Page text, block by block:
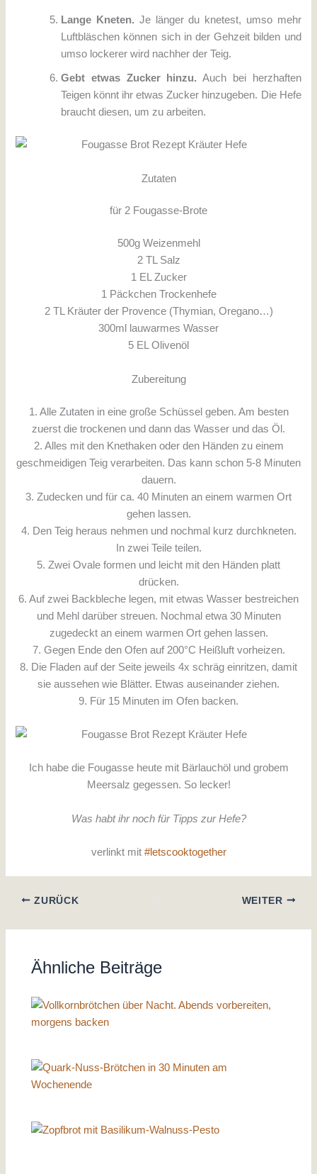
Lange Kneten. Je länger du knetest, umso mehr
Luftbläschen können sich in der Gehzeit bilden und
umso lockerer wird nachher der Teig.
Gebt etwas Zucker hinzu. Auch bei herzhaften
Teigen könnt ihr etwas Zucker hinzugeben. Die Hefe
braucht diesen, um zu arbeiten.
Zutaten
für 2 Fougasse-Brote
500g Weizenmehl
2 TL Salz
1 EL Zucker
1 Päckchen Trockenhefe
2 TL Kräuter der Provence (Thymian, Oregano…)
300ml lauwarmes Wasser
5 EL Olivenöl
Zubereitung
1. Alle Zutaten in eine große Schüssel geben. Am besten
zuerst die trockenen und dann das Wasser und das Öl.
2. Alles mit den Knethaken oder den Händen zu einem
geschmeidigen Teig verarbeiten. Das kann schon 5-8 Minuten
dauern.
3. Zudecken und für ca. 40 Minuten an einem warmen Ort
gehen lassen.
4. Den Teig heraus nehmen und nochmal kurz durchkneten.
In zwei Teile teilen.
5. Zwei Ovale formen und leicht mit den Händen platt
drücken.
6. Auf zwei Backbleche legen, mit etwas Wasser bestreichen
und Mehl darüber streuen. Nochmal etwa 30 Minuten
zugedeckt an einem warmen Ort gehen lassen.
7. Gegen Ende den Ofen auf 200°C Heißluft vorheizen.
8. Die Fladen auf der Seite jeweils 4x schräg einritzen, damit
sie aussehen wie Blätter. Etwas auseinander ziehen.
9. Für 15 Minuten im Ofen backen.
Ich habe die Fougasse heute mit Bärlauchöl und grobem
Meersalz gegessen. So lecker!
Was habt ihr noch für Tipps zur Hefe?
verlinkt mit #letscooktogether
ZURÜCK WEITER
Ähnliche Beiträge